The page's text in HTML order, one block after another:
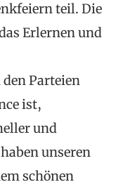
teil. Die
Erlernen und
Parteien
ist,
und
unseren
schönen